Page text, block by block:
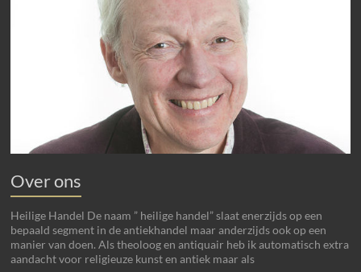
Over ons
Heilige Handel De naam ” heilige handel” slaat enerzijds op een
bepaald segment in de antiekhandel maar anderzijds ook op een
manier van doen. Als theoloog en antiquair heb ik automatisch extra
aandacht voor religieuze kunst en antiek maar als